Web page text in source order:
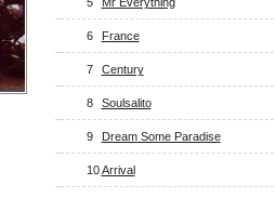
6 France
7 Century
8 Soulsalito
9 Dream Some Paradise
10 Arrival